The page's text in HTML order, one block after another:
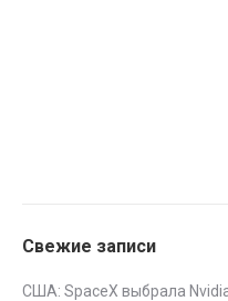
Свежие записи
США: SpaceX выбрала